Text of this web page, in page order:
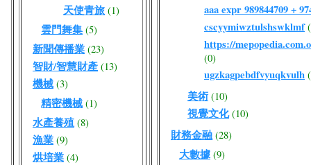
天使青旅 (1)
雲門舞集 (5)
新聞傳播業 (23)
智財/智慧財產 (13)
機械 (3)
精密機械 (1)
水產養殖 (8)
漁業 (9)
烘培業 (4)
aaa expr 989844709 +
cscyymiwztulshswklmf
https://
(0)
ugzkagpebdfvyuqkvulh
美術 (10)
視覺文化 (10)
財務金融 (28)
大數據 (9)